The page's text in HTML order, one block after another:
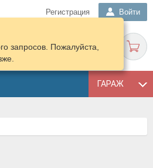
Регистрация Войти
ГАРАЖ
запросов. Пожалуйста,